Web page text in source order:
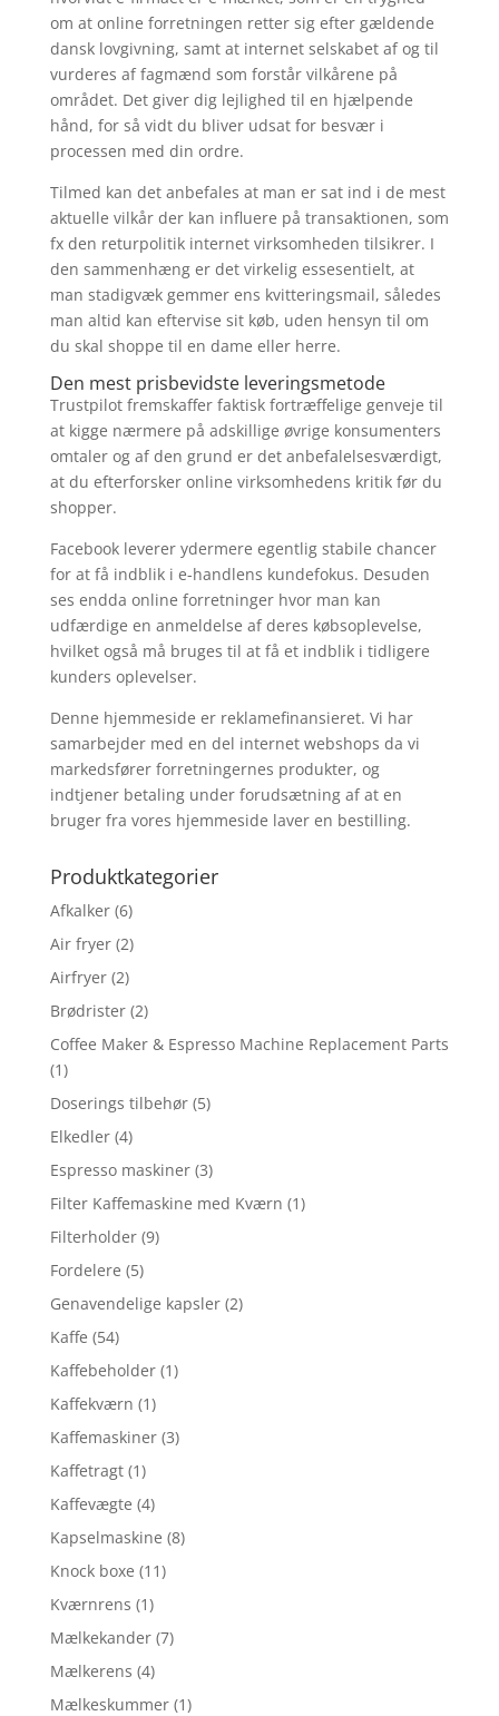
om at online forretningen retter sig efter gældende
dansk lovgivning, samt at internet selskabet af og til
vurderes af fagmænd som forstår vilkårene på
området. Det giver dig lejlighed til en hjælpende
hånd, for så vidt du bliver udsat for besvær i
processen med din ordre.
Tilmed kan det anbefales at man er sat ind i de mest
aktuelle vilkår der kan influere på transaktionen, som
fx den returpolitik internet virksomheden tilsikrer. I
den sammenhæng er det virkelig essesentielt, at
man stadigvæk gemmer ens kvitteringsmail, således
man altid kan eftervise sit køb, uden hensyn til om
du skal shoppe til en dame eller herre.
Den mest prisbevidste leveringsmetode
Trustpilot fremskaffer faktisk fortræffelige genveje til
at kigge nærmere på adskillige øvrige konsumenters
omtaler og af den grund er det anbefalelsesværdigt,
at du efterforsker online virksomhedens kritik før du
shopper.
Facebook leverer ydermere egentlig stabile chancer
for at få indblik i e-handlens kundefokus. Desuden
ses endda online forretninger hvor man kan
udfærdige en anmeldelse af deres købsoplevelse,
hvilket også må bruges til at få et indblik i tidligere
kunders oplevelser.
Denne hjemmeside er reklamefinansieret. Vi har
samarbejder med en del internet webshops da vi
markedsfører forretningernes produkter, og
indtjener betaling under forudsætning af at en
bruger fra vores hjemmeside laver en bestilling.
Produktkategorier
Afkalker (6)
Air fryer (2)
Airfryer (2)
Brødrister (2)
Coffee Maker & Espresso Machine Replacement Parts
(1)
Doserings tilbehør (5)
Elkedler (4)
Espresso maskiner (3)
Filter Kaffemaskine med Kværn (1)
Filterholder (9)
Fordelere (5)
Genavendelige kapsler (2)
Kaffe (54)
Kaffebeholder (1)
Kaffekværn (1)
Kaffemaskiner (3)
Kaffetragt (1)
Kaffevægte (4)
Kapselmaskine (8)
Knock boxe (11)
Kværnrens (1)
Mælkekander (7)
Mælkerens (4)
Mælkeskummer (1)